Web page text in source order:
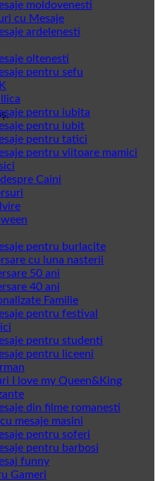
moldovenesti
cu Mesaje
ardelenesti
oltenesti
pentru sefu
pentru iubita
pentru iubit
pentru tatici
pentru viitoare mamici
Caini
pentru burlacite
cu luna nasterii
50 ani
40 ani
Familie
pentru festival
pentru studenti
pentru liceeni
I love my Queen&King
din filme romanesti
mesaje masini
pentru soferi
pentru barbosi
funny
Gameri